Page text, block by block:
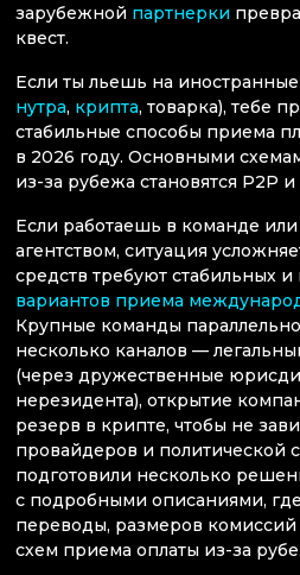
зарубежной партнерки
квест.
Если ты льешь на
нутра, крипта, товарка), тебе
стабильные способы приема
в 2026 году. Основными
из-за рубежа становятся P2P
Если работаешь в команде или
агентством, ситуация
средств требуют стабильных
вариантов приема
Крупные команды
несколько каналов —
(через дружественные
нерезидента), открытие
резерв в крипте, чтобы не
провайдеров и политической
подготовили несколько
с подробными описаниями,
переводы, размеров
схем приема оплаты из-за